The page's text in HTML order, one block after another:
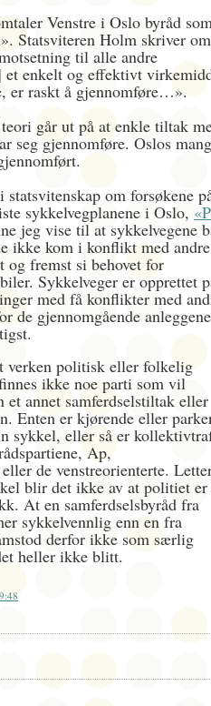
Venstre i Oslo byråd
Statsviteren Holm skriver om
til alle andre
enkelt og effektivt
er raskt å gjennomføre…».
går ut på at enkle tiltak
seg gjennomføre. Oslos
statsvitenskap om forsøkene
sykkelvegplanene i Oslo,
jeg vise til at sykkelvegene
ikke kom i konflikt med andre
og fremst si behovet for
Sykkelveger er opprettet
med få konflikter med
de gjennomgående
verken politisk eller folkelig
ikke noe parti som vil
annet samferdselstiltak eller
Enten er kjørende eller
sykkel, eller så er
Ap,
de venstreorienterte.
blir det ikke av at politiet er
At en samferdselsbyråd fra
sykkelvennlig enn en fra
derfor ikke som særlig
heller ikke blitt.